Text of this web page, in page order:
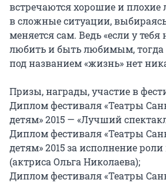
встречаются хорошие и плохие
в сложные ситуации,
меняется сам. Ведь «если у
любить и быть любимым, тогда
под названием «жизнь» нет
Призы, награды, участие в
Диплом фестиваля «Театры
детям» 2015 — «Лучший
Диплом фестиваля «Театры
детям» 2015 за исполнение
(актриса Ольга Николаева);
Диплом фестиваля «Театры